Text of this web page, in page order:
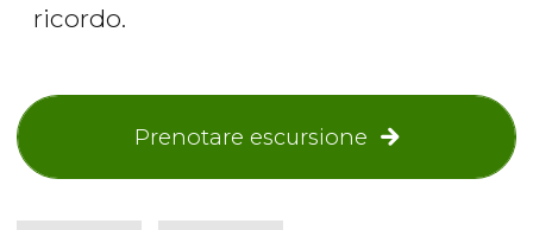
ricordo.
Prenotare escursione